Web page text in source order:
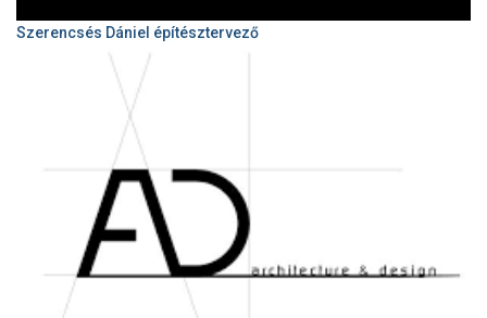
Szerencsés Dániel építésztervező